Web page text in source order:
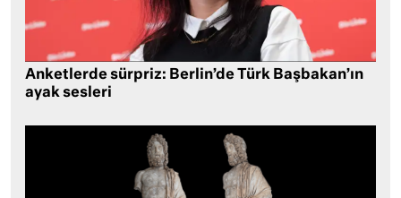
Anketlerde sürpriz: Berlin’de Türk Başbakan’ın
ayak sesleri